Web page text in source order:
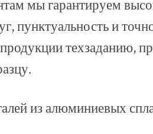
мы гарантируем
пунктуальность и
техзаданию,
из алюминиевых